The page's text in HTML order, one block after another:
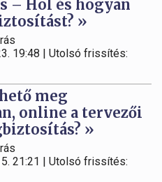
– Hol és hogyan
»
19:48 | Utolsó frissítés:
meg
online a tervezői
»
21:21 | Utolsó frissítés: